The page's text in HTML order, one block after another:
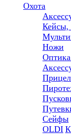
Охота
Кейсы,
Ножи
Сейфы
OLDI